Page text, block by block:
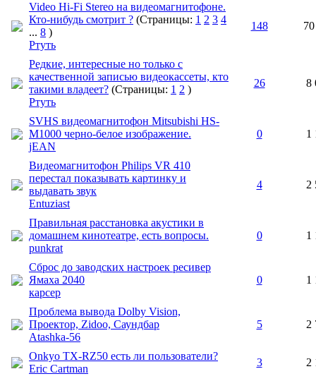
Video Hi-Fi Stereo на видеомагнитофоне.
Кто-нибудь смотрит ? (Страницы: 1 2 3 4
... 8 )
Ртуть
148
Редкие, интересные но только с
качественной записью видеокассеты, кто
такими владеет? (Страницы: 1 2 )
Ртуть
26 8
SVHS видеомагнитофон Mitsubishi HS-
M1000 черно-белое изображение.
jEAN
0 1
Видеомагнитофон Philips VR 410
перестал показывать картинку и
выдавать звук
Entuziast
4 2
Правильная расстановка акустики в
домашнем кинотеатре, есть вопросы.
punkrat
0 1
Сброс до заводских настроек ресивер
Ямаха 2040
карсер
0 1
Проблема вывода Dolby Vision,
Проектор, Zidoo, Саундбар
Atashka-56
5 2
Onkyo TX-RZ50 есть ли пользователи?
Eric Cartman
3 2